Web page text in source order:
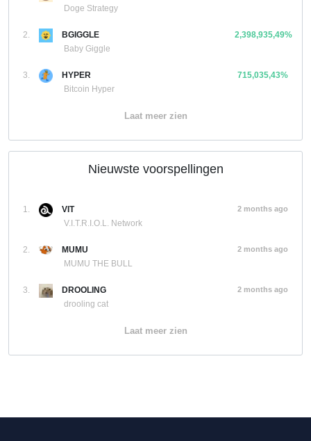
Doge Strategy
2.
BGIGGLE
Baby Giggle
2,398,935,49%
3.
HYPER
Bitcoin Hyper
715,035,43%
Laat meer zien
Nieuwste voorspellingen
1.
VIT
V.I.T.R.I.O.L. Network
2 months ago
2.
MUMU
MUMU THE BULL
2 months ago
3.
DROOLING
drooling cat
2 months ago
Laat meer zien